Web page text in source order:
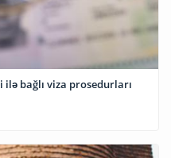
bağlı viza prosedurları